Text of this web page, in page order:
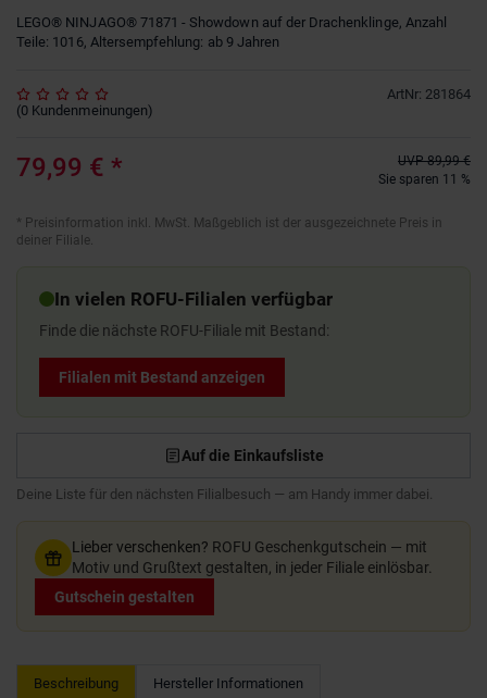
LEGO® NINJAGO® 71871 - Showdown auf der Drachenklinge, Anzahl
Teile: 1016, Altersempfehlung: ab 9 Jahren
ArtNr: 281864
(0 Kundenmeinungen)
79,99 € * UVP 89,99 €
Sie sparen 11 %
* Preisinformation inkl. MwSt. Maßgeblich ist der ausgezeichnete Preis in
deiner Filiale.
In vielen ROFU-Filialen verfügbar
Finde die nächste ROFU-Filiale mit Bestand:
Filialen mit Bestand anzeigen
Auf die Einkaufsliste
Deine Liste für den nächsten Filialbesuch — am Handy immer dabei.
Lieber verschenken? ROFU Geschenkgutschein — mit
Motiv und Grußtext gestalten, in jeder Filiale einlösbar.
Gutschein gestalten
Beschreibung Hersteller Informationen